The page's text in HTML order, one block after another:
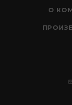
О